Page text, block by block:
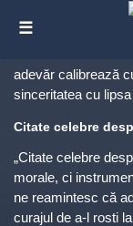
Citate despre
TL;DR:
adevăr calibrează
sinceritatea cu
Citate celebre
„Citate celebre
morale, ci
ne reamintesc că
curajul de a-l rosti